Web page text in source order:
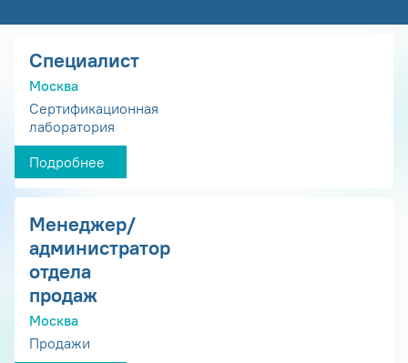
Специалист
Москва
Сертификационная
лаборатория
Подробнее
Менеджер/
администратор
отдела
продаж
Москва
Продажи